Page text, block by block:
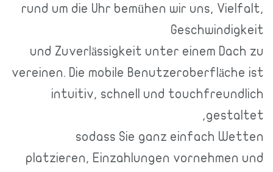
rund um die Uhr bemühen wir uns, Vielfalt,
Geschwindigkeit
und Zuverlässigkeit unter einem Dach zu
vereinen. Die mobile Benutzeroberfläche ist
intuitiv, schnell und touchfreundlich
gestaltet,
sodass Sie ganz einfach Wetten
platzieren, Einzahlungen vornehmen und